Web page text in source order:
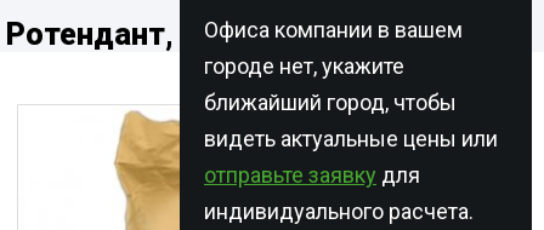
Офиса компании в вашем
городе нет, укажите
ближайший город, чтобы
видеть актуальные цены или
отправьте заявку для
индивидуального расчета.
Ротендант, на крахмале